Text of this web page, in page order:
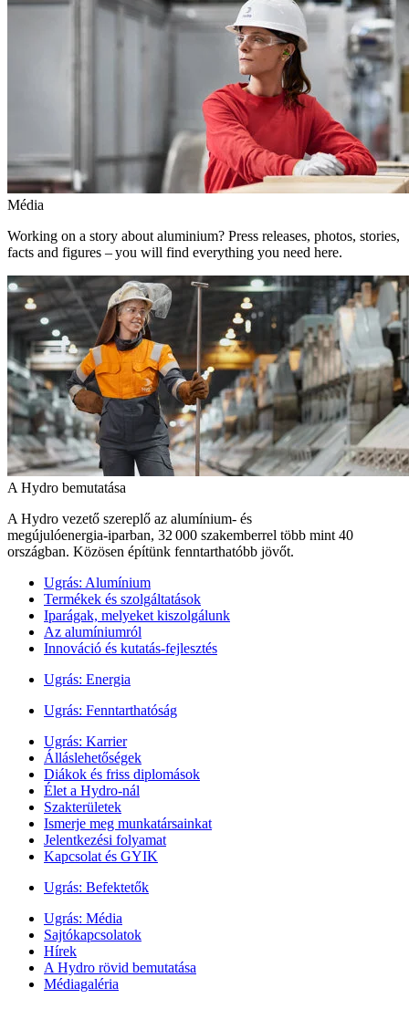
Média
Working on a story about aluminium? Press releases, photos, stories,
facts and figures – you will find everything you need here.
A Hydro bemutatása
A Hydro vezető szereplő az alumínium- és
megújulóenergia‑iparban, 32 000 szakemberrel több mint 40
országban. Közösen építünk fenntarthatóbb jövőt.
Ugrás: Alumínium
Termékek és szolgáltatások
Iparágak, melyeket kiszolgálunk
Az alumíniumról
Innováció és kutatás-fejlesztés
Ugrás: Energia
Ugrás: Fenntarthatóság
Ugrás: Karrier
Álláslehetőségek
Diákok és friss diplomások
Élet a Hydro-nál
Szakterületek
Ismerje meg munkatársainkat
Jelentkezési folyamat
Kapcsolat és GYIK
Ugrás: Befektetők
Ugrás: Média
Sajtókapcsolatok
Hírek
A Hydro rövid bemutatása
Médiagaléria